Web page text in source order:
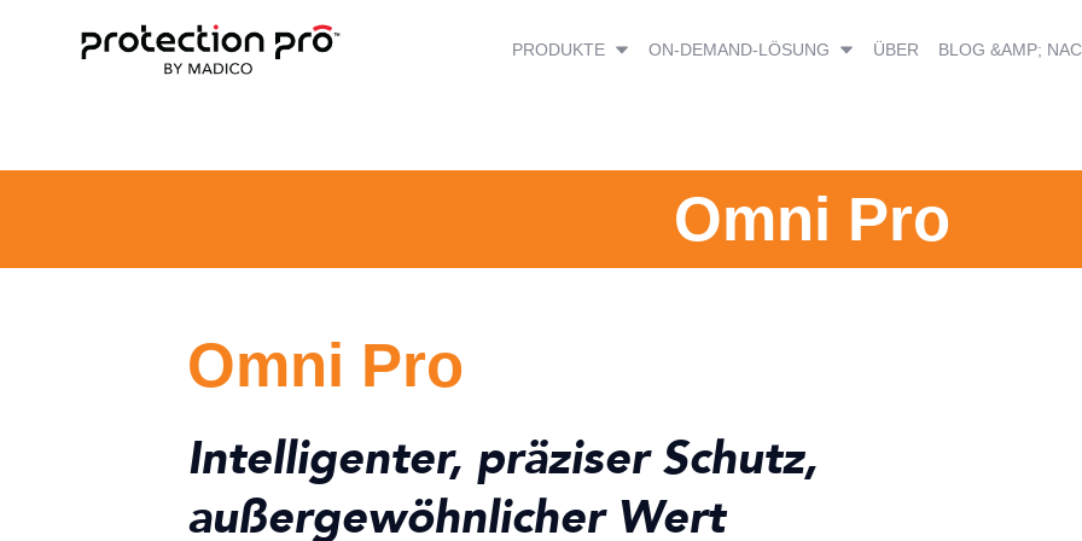
PRODUKTE ON-DEMAND-LÖSUNG ÜBER BLOG &AMP;
Omni Pro
Omni Pro
Intelligenter, präziser Schutz,
außergewöhnlicher Wert